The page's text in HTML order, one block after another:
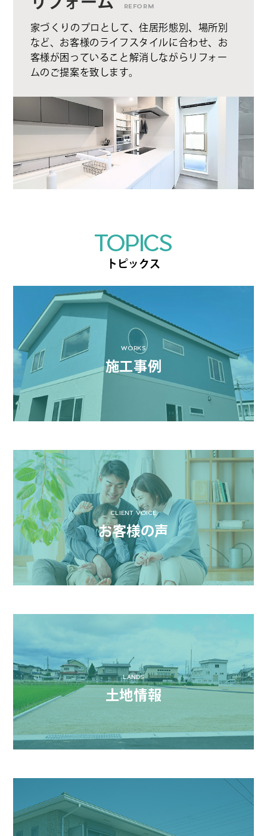
REFORM
家づくりのプロとして、住居形態別、場所別
など、お客様のライフスタイルに合わせ、お
客様が困っていること解消しながらリフォー
ムのご提案を致します。
TOPICS
トピックス
WORKS
施工事例
CLIENT VOICE
お客様の声
LANDS
土地情報